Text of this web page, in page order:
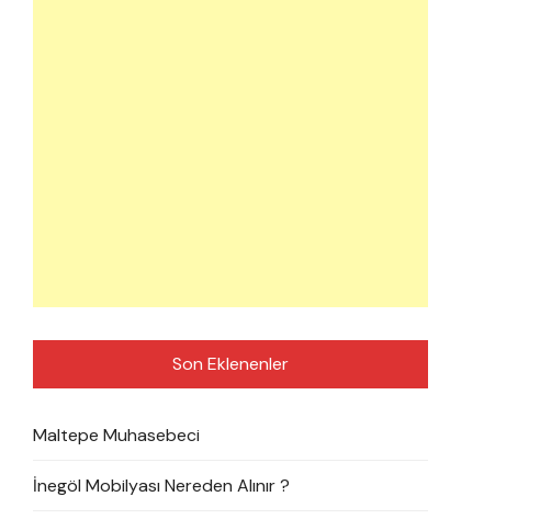
Son Eklenenler
Maltepe Muhasebeci
İnegöl Mobilyası Nereden Alınır ?